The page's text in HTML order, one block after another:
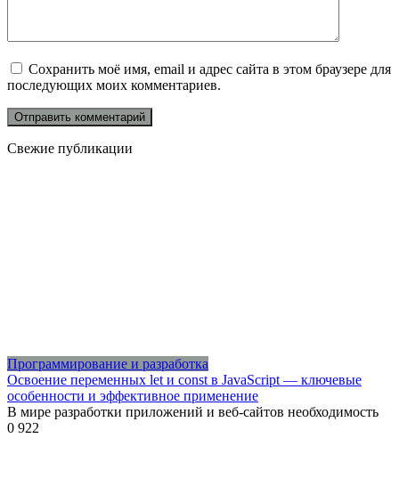
Сохранить моё имя, email и адрес сайта в этом браузере для
последующих моих комментариев.
Свежие публикации
Программирование и разработка
Освоение переменных let и const в JavaScript — ключевые
особенности и эффективное применение
В мире разработки приложений и веб-сайтов необходимость
0 922